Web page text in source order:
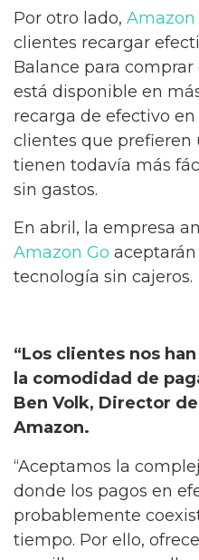
Por otro lado, Amazon
clientes recargar
Balance para
está disponible en
recarga de efectivo en
clientes que prefieren
tienen todavía más
sin gastos.
En abril, la empresa
Amazon Go
tecnología sin cajeros.
“Los clientes nos
la comodidad de
Ben Volk, Director
Amazon.
“Aceptamos la
donde los pagos en
probablemente
tiempo. Por ello,